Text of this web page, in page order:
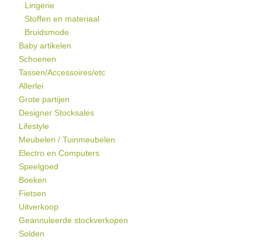
Lingerie
Stoffen en materiaal
Bruidsmode
Baby artikelen
Schoenen
Tassen/Accessoires/etc
Allerlei
Grote partijen
Designer Stocksales
Lifestyle
Meubelen / Tuinmeubelen
Electro en Computers
Speelgoed
Boeken
Fietsen
Uitverkoop
Geannuleerde stockverkopen
Solden